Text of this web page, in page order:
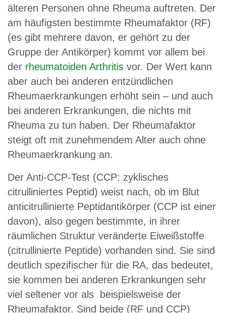
älteren Personen ohne Rheuma auftreten. Der
am häufigsten bestimmte Rheumafaktor (RF)
(es gibt mehrere davon, er gehört zu der
Gruppe der Antikörper) kommt vor allem bei
der rheumatoiden Arthritis vor. Der Wert kann
aber auch bei anderen entzündlichen
Rheumaerkrankungen erhöht sein – und auch
bei anderen Erkrankungen, die nichts mit
Rheuma zu tun haben. Der Rheumafaktor
steigt oft mit zunehmendem Alter auch ohne
Rheumaerkrankung an.
Der Anti-CCP-Test (CCP: zyklisches
citrulliniertes Peptid) weist nach, ob im Blut
anticitrullinierte Peptidantikörper (CCP ist einer
davon), also gegen bestimmte, in ihrer
räumlichen Struktur veränderte Eiweißstoffe
(citrullinierte Peptide) vorhanden sind. Sie sind
deutlich spezifischer für die RA, das bedeutet,
sie kommen bei anderen Erkrankungen sehr
viel seltener vor als beispielsweise der
Rheumafaktor. Sind beide (RF und CCP)